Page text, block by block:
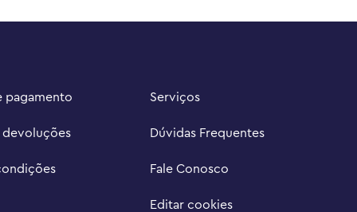
pagamento
devoluções
Serviços
Dúvidas Frequentes
Fale Conosco
Editar cookies